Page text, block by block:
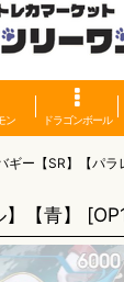
ン ドラゴンボール
ギー【SR】【パラ
【青】 [